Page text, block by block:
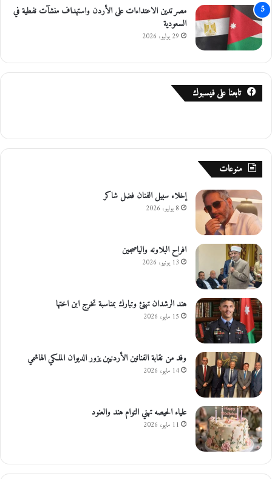
مصر تدين الاعتداءات على الأردن واستهداف منشآت نفطية في
السعودية
29 يوليو، 2026
تابعنا على فيسبوك
منوعات
إخلاء سبيل الفنان فضل شاكر
8 يوليو، 2026
افراح البلاونه والياصجين
13 يونيو، 2026
هند الرشدان تهنئ وتبارك بمناسبة تخرج ابن اختها
15 مايو، 2026
وفد من نقابة الفنانين الأردنيين يزور الديوان الملكي الهاشمي
14 مايو، 2026
علياء الحيصه تهني التوام هند والعنود
11 مايو، 2026